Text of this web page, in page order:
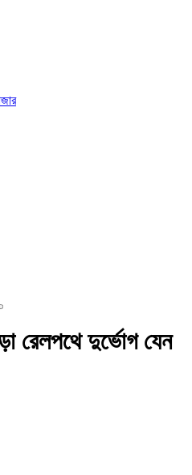
রেলপথে দুর্ভোগ যেন